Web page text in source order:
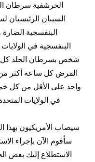
الحرشفية سرطان
السببان
البنفسجية
شخص بسرطان الجلد كل
المرض كل ساعة أكثر
واحد على الأقل من كل
في الولايات
سأقوم الآن بإجراء
الاستطلاع إليك بعض